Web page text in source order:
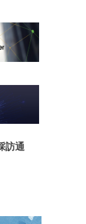
訪通
EJ Tech 會員